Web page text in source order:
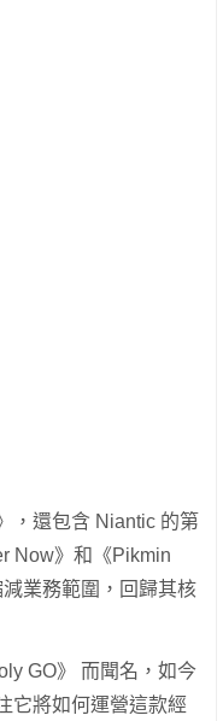
，還包含 Niantic 的第
Now》和《Pikmin
業務範圍，回歸其核
GO》 而聞名，如今
它將如何運營這款經